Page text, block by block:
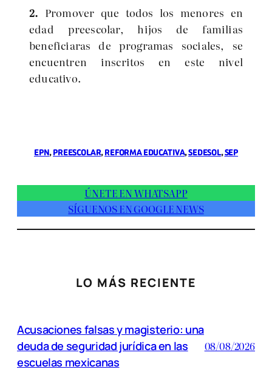
2. Promover que todos los menores en
edad preescolar, hijos de familias
beneficiaras de programas sociales, se
encuentren inscritos en este nivel
educativo.
EPN, PREESCOLAR, REFORMA EDUCATIVA, SEDESOL, SEP
ÚNETE EN WHATSAPP
SÍGUENOS EN GOOGLE NEWS
LO MÁS RECIENTE
Acusaciones falsas y magisterio: una
deuda de seguridad jurídica en las
escuelas mexicanas
08/08/2026